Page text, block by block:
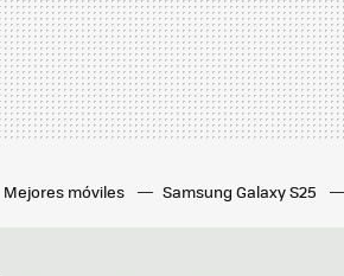
Mejores móviles Samsung Galaxy S25